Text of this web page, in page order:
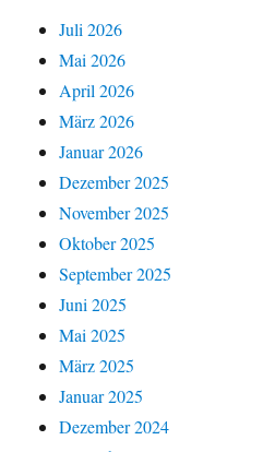
Juli 2026
Mai 2026
April 2026
März 2026
Januar 2026
Dezember 2025
November 2025
Oktober 2025
September 2025
Juni 2025
Mai 2025
März 2025
Januar 2025
Dezember 2024